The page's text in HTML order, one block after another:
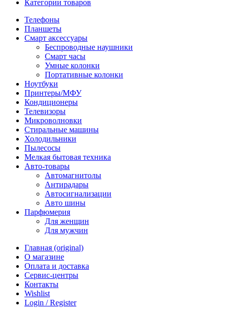
Категории товаров
Телефоны
Планшеты
Смарт аксессуары
Беспроводные наушники
Смарт часы
Умные колонки
Портативные колонки
Ноутбуки
Принтеры/МФУ
Кондиционеры
Телевизоры
Микроволновки
Стиральные машины
Холодильники
Пылесосы
Мелкая бытовая техника
Авто-товары
Автомагнитолы
Антирадары
Автосигнализации
Авто шины
Парфюмерия
Для женщин
Для мужчин
Главная (original)
О магазине
Оплата и доставка
Сервис-центры
Контакты
Wishlist
Login / Register